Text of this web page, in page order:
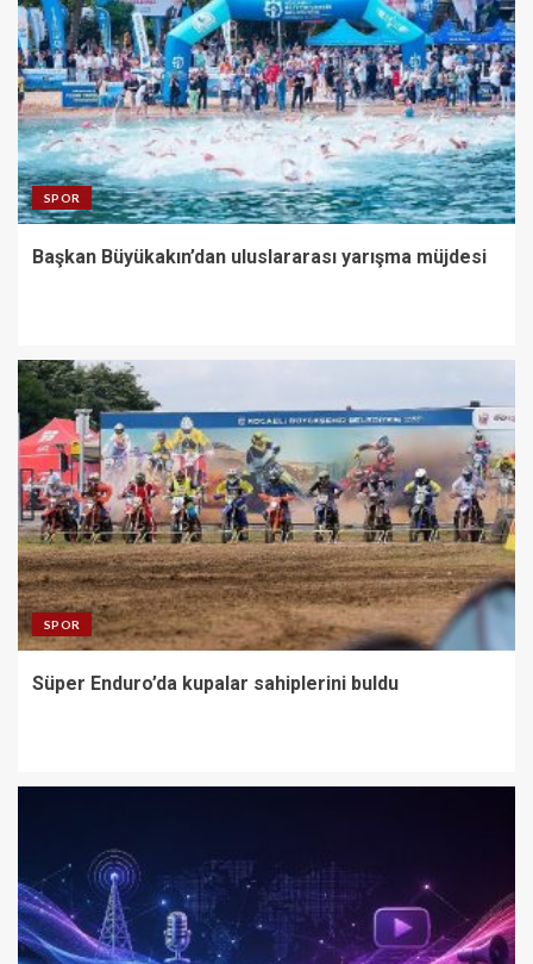
SPOR
Başkan Büyükakın’dan uluslararası yarışma müjdesi
SPOR
Süper Enduro’da kupalar sahiplerini buldu